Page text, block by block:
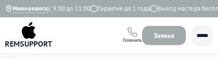
Нижнекамск
Ежедневно с 9:00 до 21:00 Гарантия до 1 года Выезд мастера
REMSUPPORT Позвонить
Заявка